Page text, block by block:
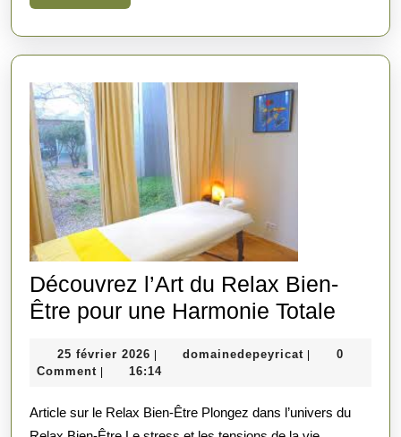
Bien-
More
Découvrez l’Art du Relax Bien-
Être pour une Harmonie Totale
du
Bien-
25 février 2026 25
février
| domainedepeyricat |
0
Comment | 16:14
Article sur le Relax Bien-Être Plongez dans l’univers du